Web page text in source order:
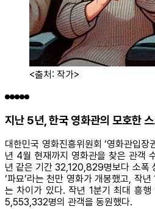
<출처: 작가>
지난 5년, 한국 영화관의 모호한
대한민국 영화진흥위원회 ‘영화관입
년 4월 현재까지 영화관을 찾은 관객
년 같은 기간 32,120,829명보다 소폭
‘파묘’라는 천만 영화가 개봉했고, 작
는 차이가 있다. 작년 1분기 최대 흥행
5,553,332명의 관객을 동원했다.